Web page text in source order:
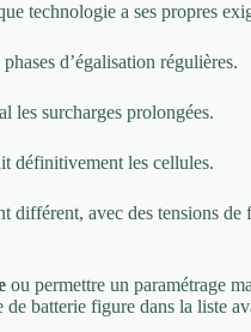
technologie a ses propres
d’égalisation régulières.
les surcharges prolongées.
définitivement les cellules.
avec des tensions de
ou permettre un paramétrage
batterie figure dans la liste